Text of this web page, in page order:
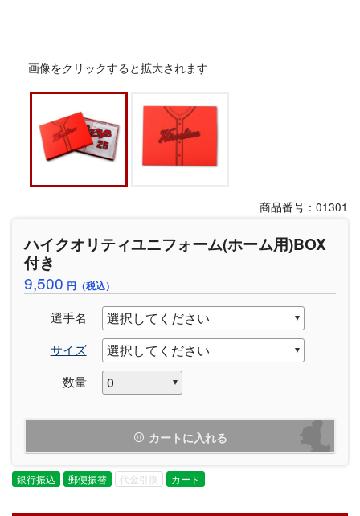
画像をクリックすると拡大されます
商品番号：01301
ハイクオリティユニフォーム(ホーム用)BOX
付き
9,500 円（税込）
選手名
サイズ
数量
カートに入れる
銀行振込 郵便振替 代金引換 カード